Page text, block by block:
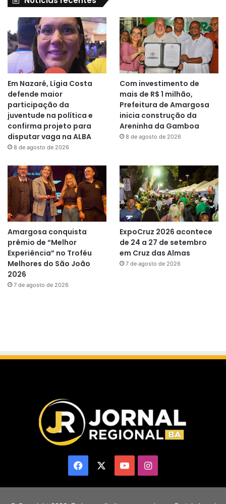
Em Nazaré, Lígia Costa
defende maior
participação da
juventude na política e
confirma projeto para
disputar vaga na ALBA
8 de agosto de 2026
Com investimento de
mais de R$ 1 milhão,
Prefeitura de Amargosa
inicia construção da
Areninha da Gamboa
8 de agosto de 2026
Amargosa conquista
prêmio de “Melhor
Experiência” no Troféu
Melhores do São João
2026
7 de agosto de 2026
ExpoCruz 2026 acontece
de 24 a 27 de setembro
em Cruz das Almas
7 de agosto de 2026
Facebook YouTubeInstagram